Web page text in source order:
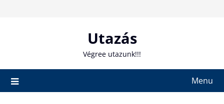
Utazás
Végree utazunk!!!
Menu